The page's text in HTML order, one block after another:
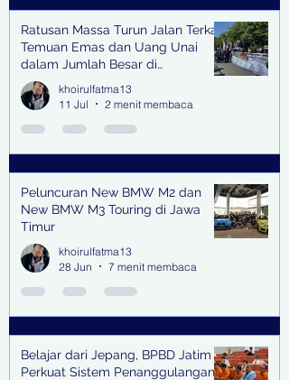
Ratusan Massa Turun Jalan Terkait
Temuan Emas dan Uang Unai
dalam Jumlah Besar di
Lingkungan Jampidsus Kejaksaan
Agung RI di Jakarta
khoirulfatma13
11 Jul
2 menit membaca
Peluncuran New BMW M2 dan
New BMW M3 Touring di Jawa
Timur
khoirulfatma13
28 Jun
7 menit membaca
Belajar dari Jepang, BPBD Jatim
Perkuat Sistem Penanggulangan